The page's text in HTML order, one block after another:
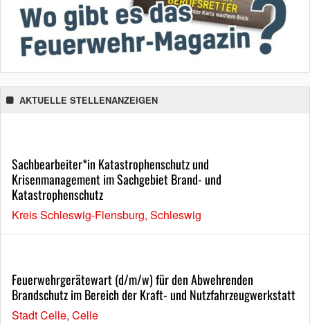
AKTUELLE STELLENANZEIGEN
Sachbearbeiter*in Katastrophenschutz und
Krisenmanagement im Sachgebiet Brand- und
Katastrophenschutz
Kreis Schleswig-Flensburg, Schleswig
Feuerwehrgerätewart (d/m/w) für den Abwehrenden
Brandschutz im Bereich der Kraft- und Nutzfahrzeugwerkstatt
Stadt Celle, Celle